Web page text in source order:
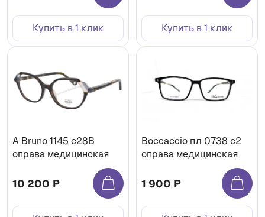
Купить в 1 клик Купить в 1 клик
A Bruno 1145 с28B
оправа медицинская
10 200 ₽
Boccaccio пл 0738 с2
оправа медицинская
1 900 ₽